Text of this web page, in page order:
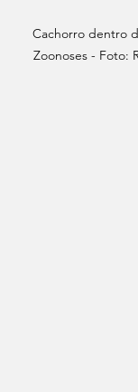
Cachorro dentro
Zoonoses - Foto: